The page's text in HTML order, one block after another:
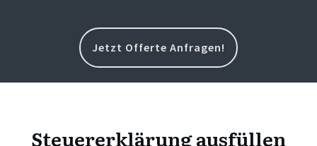
Jetzt Offerte Anfragen!
Steuererklärung ausfüllen